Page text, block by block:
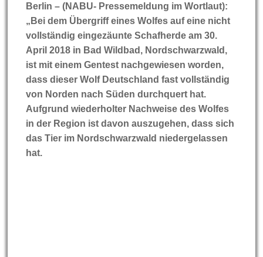
Berlin – (NABU- Pressemeldung im Wortlaut):
„Bei dem Übergriff eines Wolfes auf eine nicht
vollständig eingezäunte Schafherde am 30.
April 2018 in Bad Wildbad, Nordschwarzwald,
ist mit einem Gentest nachgewiesen worden,
dass dieser Wolf Deutschland fast vollständig
von Norden nach Süden durchquert hat.
Aufgrund wiederholter Nachweise des Wolfes
in der Region ist davon auszugehen, dass sich
das Tier im Nordschwarzwald niedergelassen
hat.